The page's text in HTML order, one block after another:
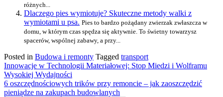
różnych...
Dlaczego pies wymiotuje? Skuteczne metody walki z
wymiotami u psa. Pies to bardzo pożądany zwierzak zwłaszcza w
domu, w którym czas spędza się aktywnie. To świetny towarzysz
spacerów, wspólnej zabawy, a przy...
Posted in Budowa i remonty Tagged transport
Nawigacja
wpisu
Innowacje w Technologii Materiałowej: Stop Miedzi i Wolframu
Wysokiej Wydajności
6 oszczędnościowych trików przy remoncie – jak zaoszczędzić
pieniądze na zakupach budowlanych